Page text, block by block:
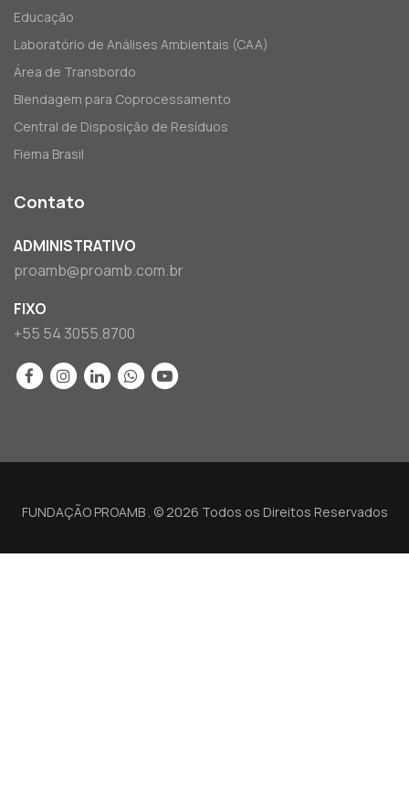
Educação
Laboratório de Análises Ambientais (CAA)
Área de Transbordo
Blendagem para Coprocessamento
Central de Disposição de Resíduos
Fiema Brasil
Contato
ADMINISTRATIVO
proamb@proamb.com.br
FIXO
+55 54 3055.8700
FUNDAÇÃO PROAMB . © 2026 Todos os Direitos Reservados